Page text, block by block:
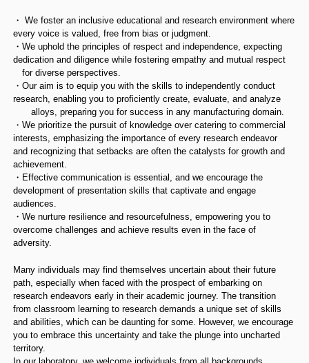
・ We foster an inclusive educational and research environment where
every voice is valued, free from bias or judgment.
・We uphold the principles of respect and independence, expecting
dedication and diligence while fostering empathy and mutual respect
for diverse perspectives.
・Our aim is to equip you with the skills to independently conduct
research, enabling you to proficiently create, evaluate, and analyze
alloys, preparing you for success in any manufacturing domain.
・We prioritize the pursuit of knowledge over catering to commercial
interests, emphasizing the importance of every research endeavor
and recognizing that setbacks are often the catalysts for growth and
achievement.
・Effective communication is essential, and we encourage the
development of presentation skills that captivate and engage
audiences.
・We nurture resilience and resourcefulness, empowering you to
overcome challenges and achieve results even in the face of
adversity.
Many individuals may find themselves uncertain about their future
path, especially when faced with the prospect of embarking on
research endeavors early in their academic journey. The transition
from classroom learning to research demands a unique set of skills
and abilities, which can be daunting for some. However, we encourage
you to embrace this uncertainty and take the plunge into uncharted
territory.